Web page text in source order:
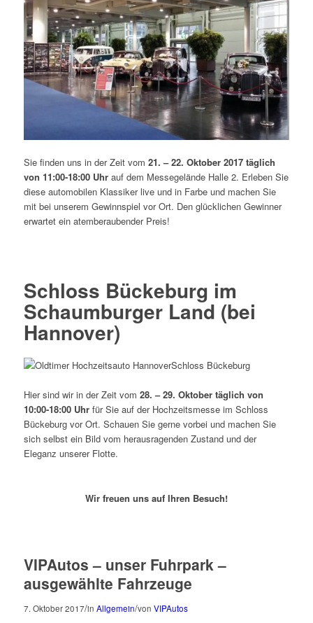
Sie finden uns in der Zeit vom 21. – 22. Oktober 2017 täglich
von 11:00-18:00 Uhrauf dem Messegelände Halle 2. Erleben Sie
diese automobilen Klassiker live und in Farbe und machen Sie
mit bei unserem Gewinnspiel vor Ort. Den glücklichen Gewinner
erwartet ein atemberaubender Preis!
Schloss Bückeburg im
Schaumburger Land (bei
Hannover)
Hier sind wir in der Zeit vom 28. – 29. Oktober täglich von
10:00-18:00 Uhrfür Sie auf der Hochzeitsmesse im Schloss
Bückeburg vor Ort. Schauen Sie gerne vorbei und machen Sie
sich selbst ein Bild vom herausragenden Zustand und der
Eleganz unserer Flotte.
Wir freuen uns auf Ihren Besuch!
VIPAutos – unser Fuhrpark –
ausgewählte Fahrzeuge
7. Oktober 2017/in Allgemein/von VIPAutos